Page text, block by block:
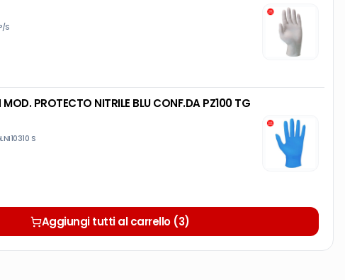
S
PROTECTO NITRILE BLU CONF.DA PZ100 TG
S
Aggiungi tutti al carrello (3)